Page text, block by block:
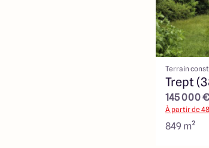
Terrain
Trept
145 000 €
À partir de
849 m²